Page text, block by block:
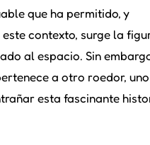
que ha permitido, y
contexto, surge la
al espacio. Sin
a otro roedor,
esta fascinante